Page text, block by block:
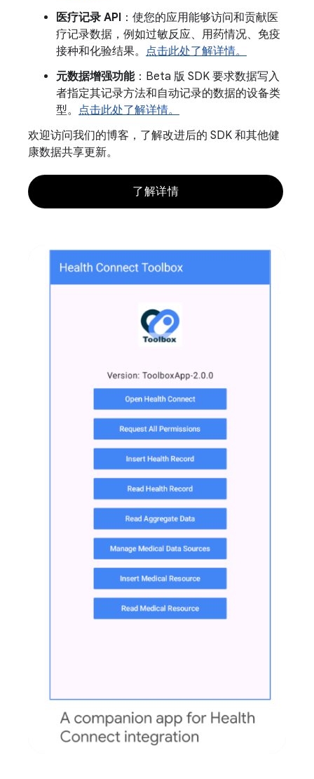
医疗记录 API ：使您的应用能够访问和贡献医
疗记录数据，例如过敏反应、用药情况、免疫
接种和化验结果。 点击此处了解详情。
元数据增强功能：Beta 版 SDK 要求数据写入
者指定其记录方法和自动记录的数据的设备类
型。 点击此处了解详情。
欢迎访问我们的博客，了解改进后的 SDK 和其他健
康数据共享更新。
了解详情